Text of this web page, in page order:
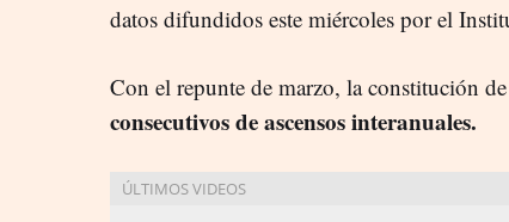
datos difundidos este miércoles por el
Con el repunte de marzo, la constitución de
consecutivos de ascensos interanuales.